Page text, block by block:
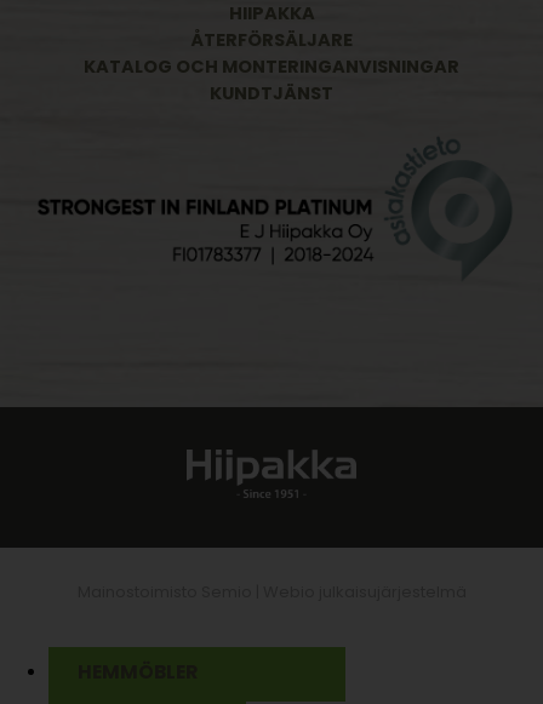
HIIPAKKA
ÅTERFÖRSÄLJARE
KATALOG OCH MONTERINGANVISNINGAR
KUNDTJÄNST